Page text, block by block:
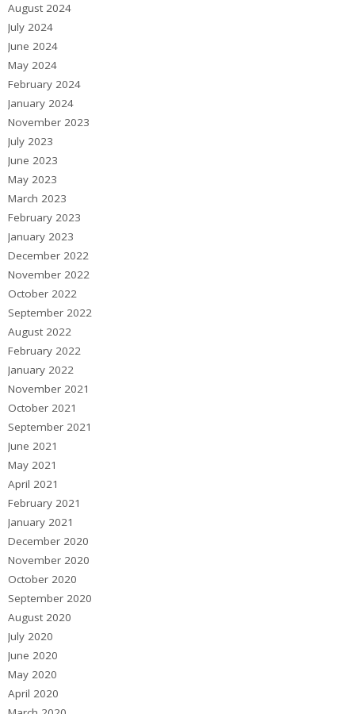
August 2024
July 2024
June 2024
May 2024
February 2024
January 2024
November 2023
July 2023
June 2023
May 2023
March 2023
February 2023
January 2023
December 2022
November 2022
October 2022
September 2022
August 2022
February 2022
January 2022
November 2021
October 2021
September 2021
June 2021
May 2021
April 2021
February 2021
January 2021
December 2020
November 2020
October 2020
September 2020
August 2020
July 2020
June 2020
May 2020
April 2020